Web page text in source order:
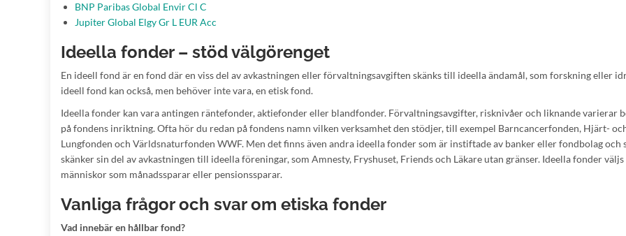
BNP Paribas Global Envir Cl C
Jupiter Global Elgy Gr L EUR Acc
Ideella fonder – stöd välgörenget
En ideell fond är en fond där en viss del av avkastningen eller förvaltningsavgiften skänks till ideella ändamål, som forskning eller
ideell fond kan också, men behöver inte vara, en etisk fond.
Ideella fonder kan vara antingen räntefonder, aktiefonder eller blandfonder. Förvaltningsavgifter, risknivåer och liknande varierar
på fondens inriktning. Ofta hör du redan på fondens namn vilken verksamhet den stödjer, till exempel Barncancerfonden, Hjärt-
Lungfonden och Världsnaturfonden WWF. Men det finns även andra ideella fonder som är instiftade av banker eller fondbolag och
skänker sin del av avkastningen till ideella föreningar, som Amnesty, Fryshuset, Friends och Läkare utan gränser. Ideella fonder
människor som månadssparar eller pensionssparar.
Vanliga frågor och svar om etiska fonder
Vad innebär en hållbar fond?